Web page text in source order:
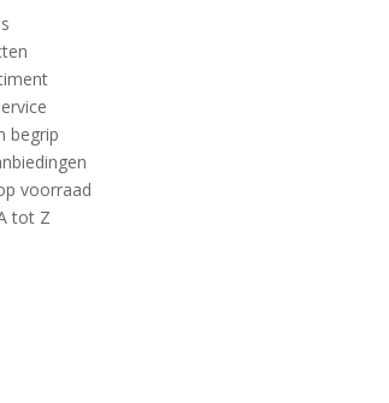
begrip
voorraad
tot Z